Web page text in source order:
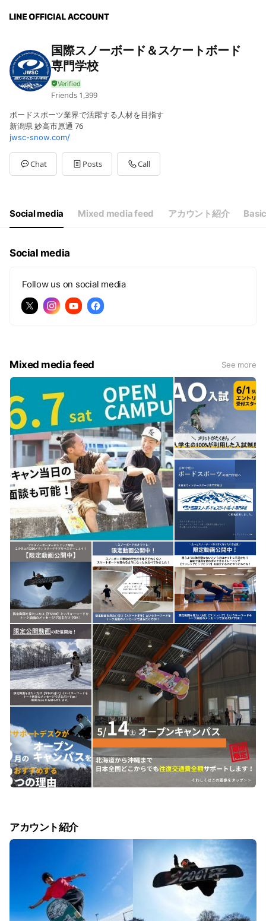
国際スノーボード＆スケートボード
専門学校
Friends 1,399
ボードスポーツ業界で活躍する人材を目指す
新潟県 妙高市原通 76
jwsc-snow.com/
Chat Posts Call
Social media Mixed media feed アカウント紹介
Social media
Follow us on social media
Mixed media feed See more
アカウント紹介